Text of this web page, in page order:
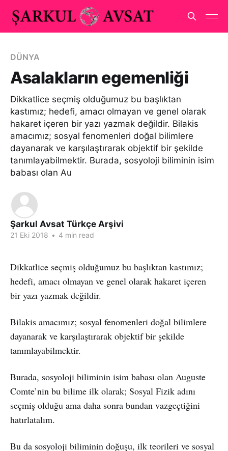
DÜNYA
Asalakların egemenliği
Dikkatlice seçmiş olduğumuz bu başlıktan
kastımız; hedefi, amacı olmayan ve genel olarak
hakaret içeren bir yazı yazmak değildir. Bilakis
amacımız; sosyal fenomenleri doğal bilimlere
dayanarak ve karşılaştırarak objektif bir şekilde
tanımlayabilmektir. Burada, sosyoloji biliminin isim
babası olan Au
Şarkul Avsat Türkçe Arşivi
21 Eki 2018 • 4 min read
Dikkatlice seçmiş olduğumuz bu başlıktan kastımız;
hedefi, amacı olmayan ve genel olarak hakaret içeren
bir yazı yazmak değildir.
Bilakis amacımız; sosyal fenomenleri doğal bilimlere
dayanarak ve karşılaştırarak objektif bir şekilde
tanımlayabilmektir.
Burada, sosyoloji biliminin isim babası olan Auguste
Comte’nin bu bilime ilk olarak; Sosyal Fizik adını
seçmiş olduğu ama daha sonra bundan vazgeçtiğini
hatırlatalım.
Bu da sosyoloji biliminin doğuşu, ilk teorileri ve sosyal